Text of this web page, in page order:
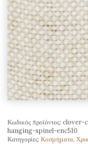
Κωδικός προϊόντος: clover-
hanging-spinel-enc510
Κατηγορίες: Κοσμήματα,